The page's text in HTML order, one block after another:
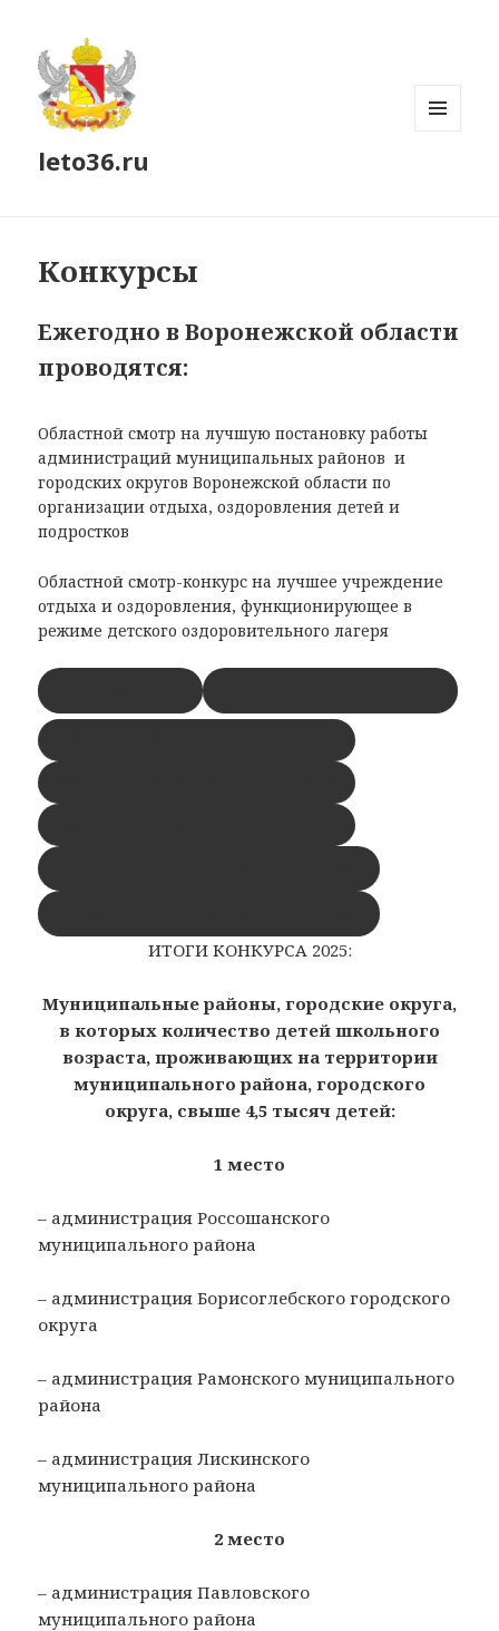
leto36.ru
Конкурсы
Ежегодно в Воронежской области
проводятся:
Областной смотр на лучшую постановку работы
администраций муниципальных районов и
городских округов Воронежской области по
организации отдыха, оздоровления детей и
подростков
Областной смотр-конкурс на лучшее учреждение
отдыха и оздоровления, функционирующее в
режиме детского оздоровительного лагеря
ИТОГИ КОНКУРСА 2025:
Муниципальные районы, городские округа,
в которых количество детей школьного
возраста, проживающих на территории
муниципального района, городского
округа, свыше 4,5 тысяч детей:
1 место
– администрация Россошанского
муниципального района
– администрация Борисоглебского городского
округа
– администрация Рамонского муниципального
района
– администрация Лискинского
муниципального района
2 место
– администрация Павловского
муниципального района